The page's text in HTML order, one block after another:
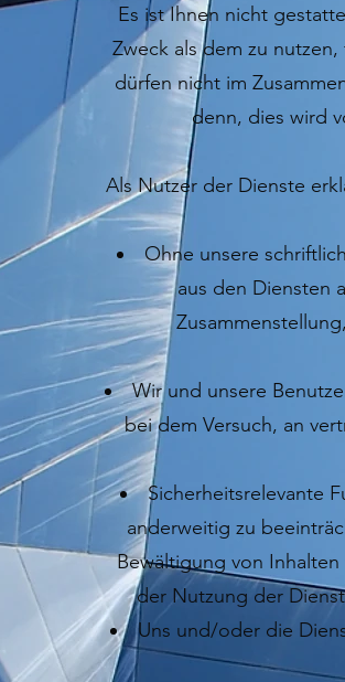
Es ist Ihnen nicht
Zweck als dem zu
dürfen nicht im
denn, dies wird
Als Nutzer der Dienste
Ohne unsere
aus den Diensten
Wir und unsere
bei dem Versuch, an
Sicherheitsrelevante
anderweitig zu
Bewältigung von
der Nutzung der
Uns und/oder die